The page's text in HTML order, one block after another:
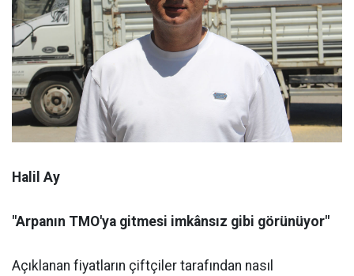
Halil Ay
"Arpanın TMO'ya gitmesi imkânsız gibi görünüyor"
Açıklanan fiyatların çiftçiler tarafından nasıl